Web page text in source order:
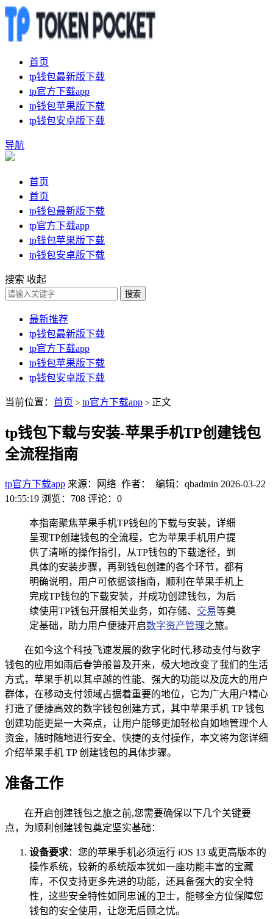
首页
tp钱包最新版下载
tp官方下载app
tp钱包苹果版下载
tp钱包安卓版下载
导航
首页
首页
tp钱包最新版下载
tp官方下载app
tp钱包苹果版下载
tp钱包安卓版下载
搜索 收起
搜索
最新推荐
tp钱包最新版下载
tp官方下载app
tp钱包苹果版下载
tp钱包安卓版下载
当前位置： 首页 > tp官方下载app > 正文
tp钱包下载与安装-苹果手机TP创建钱包
全流程指南
tp官方下载app 来源：网络 作者： 编辑：qbadmin 2026-03-22
10:55:19 浏览：708 评论：0
本指南聚焦苹果手机TP钱包的下载与安装，详细
呈现TP创建钱包的全流程，它为苹果手机用户提
供了清晰的操作指引，从TP钱包的下载途径，到
具体的安装步骤，再到钱包创建的各个环节，都有
明确说明，用户可依据该指南，顺利在苹果手机上
完成TP钱包的下载安装，并成功创建钱包，为后
续使用TP钱包开展相关业务，如存储、 交易等奠
定基础，助力用户便捷开启数字资产管理之旅。
在如今这个科技飞速发展的数字化时代,移动支付与数字
钱包的应用如雨后春笋般普及开来，极大地改变了我们的生活
方式，苹果手机以其卓越的性能、强大的功能以及庞大的用户
群体，在移动支付领域占据着重要的地位，它为广大用户精心
打造了便捷高效的数字钱包创建方式，其中苹果手机 TP 钱包
创建功能更是一大亮点，让用户能够更加轻松自如地管理个人
资金，随时随地进行安全、快捷的支付操作，本文将为您详细
介绍苹果手机 TP 创建钱包的具体步骤。
准备工作
在开启创建钱包之旅之前,您需要确保以下几个关键要
点，为顺利创建钱包奠定坚实基础：
设备要求：您的苹果手机必须运行 iOS 13 或更高版本的
操作系统，较新的系统版本犹如一座功能丰富的宝藏
库，不仅支持更多先进的功能，还具备强大的安全特
性，这些安全特性如同忠诚的卫士，能够全方位保障您
钱包的安全使用，让您无后顾之忧。